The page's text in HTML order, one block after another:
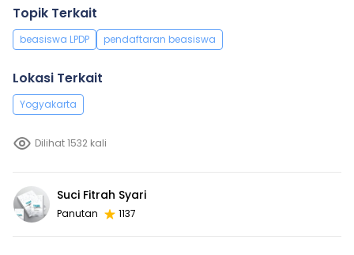
Topik Terkait
beasiswa LPDP pendaftaran beasiswa
Lokasi Terkait
Yogyakarta
Dilihat 1532 kali
Suci Fitrah Syari
Panutan 1137